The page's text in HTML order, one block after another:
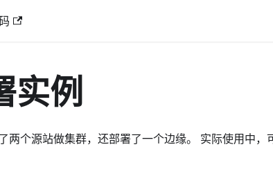
实例
两个源站做集群，还部署了一个边缘。 实际使用中，